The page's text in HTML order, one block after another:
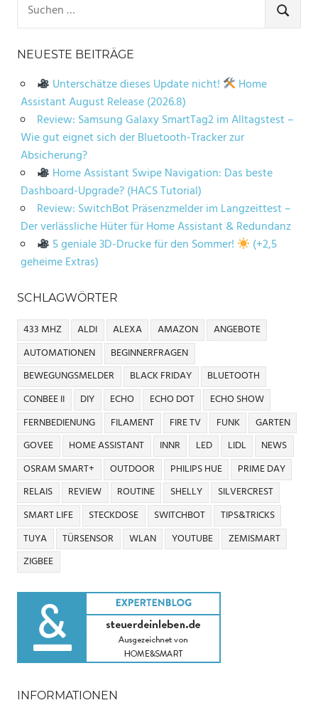
nach:
SUCHEN
NEUESTE BEITRÄGE
Unterschätze dieses Update nicht!
Home
Assistant August Release (2026.8)
Review: Samsung Galaxy SmartTag2 im Alltagstest –
Wie gut eignet sich der Bluetooth-Tracker zur
Absicherung?
Home Assistant Swipe Navigation: Das beste
Dashboard-Upgrade? (HACS Tutorial)
Review: SwitchBot Präsenzmelder im Langzeittest –
Der verlässliche Hüter für Home Assistant & Redundanz
5 geniale 3D-Drucke für den Sommer!
(+2,5
geheime Extras)
SCHLAGWÖRTER
433 MHZ ALDI ALEXA AMAZON
ANGEBOTE
AUTOMATIONEN
BEGINNERFRAGEN
BEWEGUNGSMELDER
BLACK FRIDAY
BLUETOOTH
CONBEE II
DIY ECHO ECHO DOT
ECHO SHOW
FERNBEDIENUNG
FILAMENT FIRE TV FUNK
GARTEN
GOVEE
HOME ASSISTANT INNR LED LIDL
NEWS
OSRAM SMART+
OUTDOOR PHILIPS HUE
PRIME DAY
RELAIS
REVIEW ROUTINE SHELLY
SILVERCREST
SMART LIFE
STECKDOSE SWITCHBOT
TIPS&TRICKS
TUYA
TÜRSENSOR WLAN YOUTUBE
ZEMISMART
ZIGBEE
INFORMATIONEN